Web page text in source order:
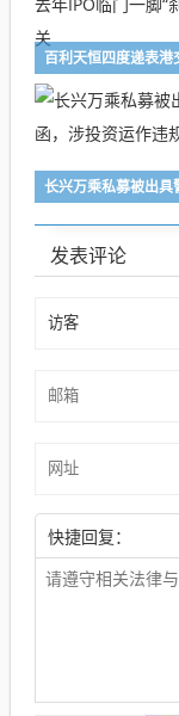
发表评论
快捷回复：